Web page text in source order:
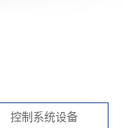
控制系统设备